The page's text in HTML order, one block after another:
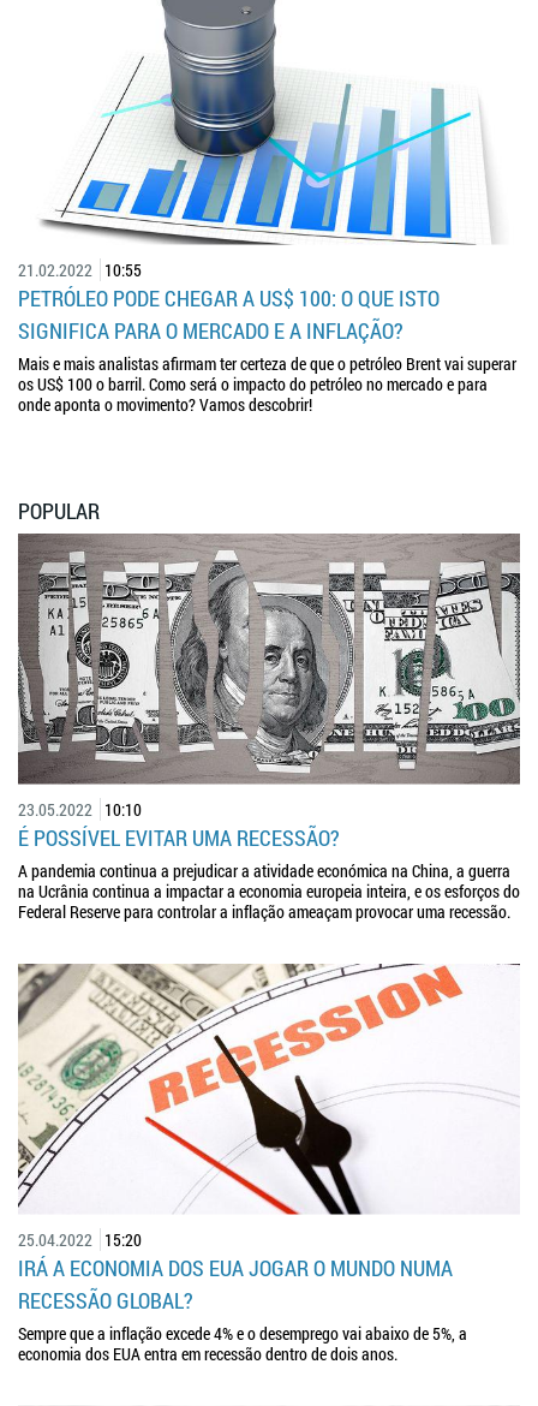
21.02.2022 10:55
PETRÓLEO PODE CHEGAR A US$ 100: O QUE ISTO
SIGNIFICA PARA O MERCADO E A INFLAÇÃO?
Mais e mais analistas afirmam ter certeza de que o petróleo Brent vai superar
os US$ 100 o barril. Como será o impacto do petróleo no mercado e para
onde aponta o movimento? Vamos descobrir!
POPULAR
23.05.2022 10:10
É POSSÍVEL EVITAR UMA RECESSÃO?
A pandemia continua a prejudicar a atividade económica na China, a guerra
na Ucrânia continua a impactar a economia europeia inteira, e os esforços do
Federal Reserve para controlar a inflação ameaçam provocar uma recessão.
25.04.2022 15:20
IRÁ A ECONOMIA DOS EUA JOGAR O MUNDO NUMA
RECESSÃO GLOBAL?
Sempre que a inflação excede 4% e o desemprego vai abaixo de 5%, a
economia dos EUA entra em recessão dentro de dois anos.